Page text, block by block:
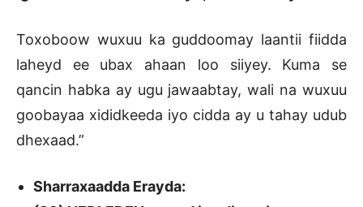
Toxoboow wuxuu ka guddoomay laantii fiidda
laheyd ee ubax ahaan loo siiyey. Kuma se
qancin habka ay ugu jawaabtay, wali na wuxuu
goobayaa xididkeeda iyo cidda ay u tahay udub
dhexaad.”
Sharraxaadda Erayda: